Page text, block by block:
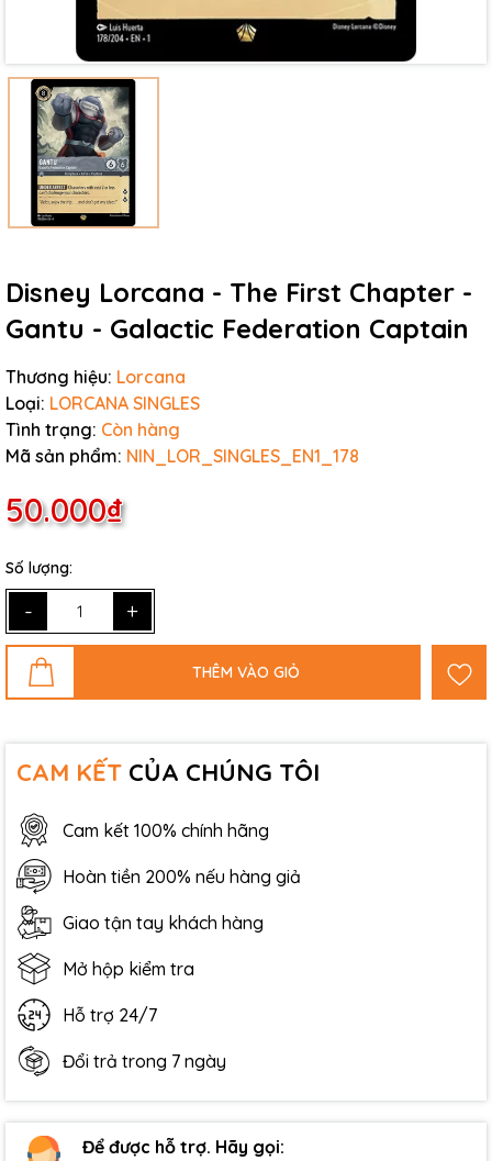
Disney Lorcana - The First Chapter -
Gantu - Galactic Federation Captain
Thương hiệu: Lorcana
Loại: LORCANA SINGLES
Tình trạng: Còn hàng
Mã sản phẩm: NIN_LOR_SINGLES_EN1_178
50.000₫
Số lượng:
- +
THÊM VÀO GIỎ
CAM KẾT CỦA CHÚNG TÔI
Cam kết 100% chính hãng
Hoàn tiền 200% nếu hàng giả
Giao tận tay khách hàng
Mở hộp kiểm tra
Hỗ trợ 24/7
Đổi trả trong 7 ngày
Để được hỗ trợ. Hãy gọi: